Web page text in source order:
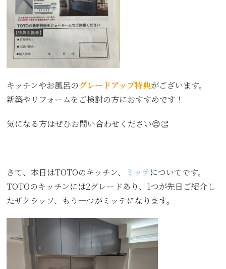
キッチンやお風呂のグレードアップ特典がございます。
新築やリフォームをご検討の方におすすめです！
気になる方はぜひお問い合わせください😌👏
さて、本日はTOTOのキッチン、 ミッテについてです。
TOTOのキッチンには2グレードあり、1つが先日ご紹介し
たザクラッソ、もう一つがミッテになります。